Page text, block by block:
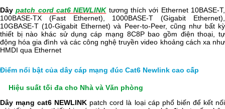
Dâypatch cord cat6 NEWLINKtương thích với Ethernet 10BASE-T,
100BASE-TX (Fast Ethernet), 1000BASE-T (Gigabit Ethernet),
10GBASE-T (10-Gigabit Ethernet) và Peer-to-Peer, cũng như bất kỳ
thiết bị nào khác sử dụng cáp mạng 8C8P bao gồm điện thoại, tự
động hóa gia đình và các công nghệ truyền video khoảng cách xa như
HMDI qua Ethernet
Điểm nổi bật của dây cáp mạng đúc Cat6 Newlink cao cấp
Hiệu suất tối đa cho Nhà và Văn phòng
Dây mạng cat6 NEWLINK patch cord là loại cáp phổ biến để kết nối